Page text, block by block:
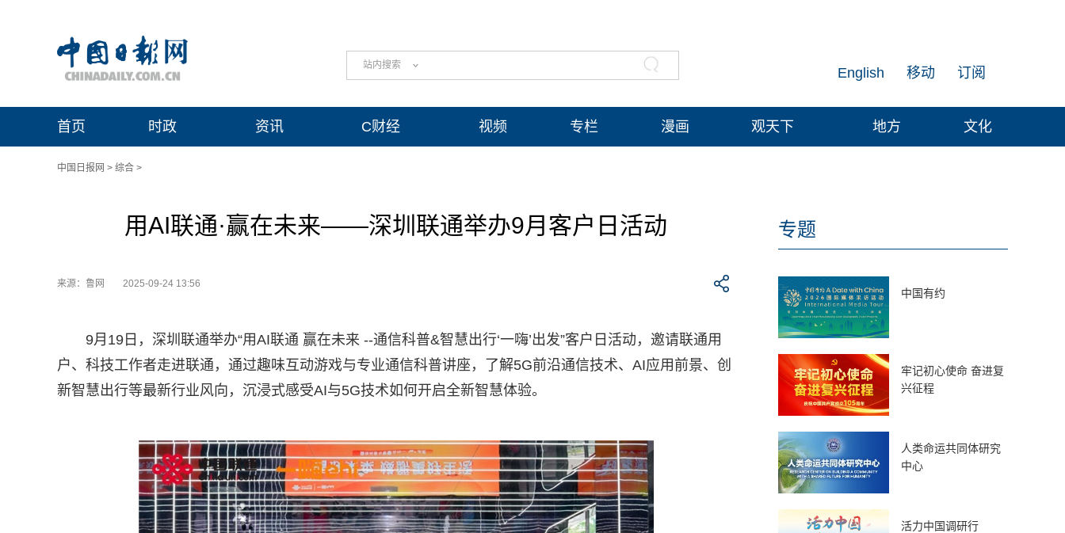
站内搜索 订阅
移动
English
首页 时政 资讯 C财经 视频 专栏 漫画 观天下 地方 文化
中国日报网 > 综合 >
用AI联通·赢在未来——深圳联通举办9月客户日活动
来源：鲁网 2025-09-24 13:56
9月19日，深圳联通举办“用AI联通 赢在未来 --通信科普&智慧出行‘一嗨’出发”客户日活动，邀请联通用
户、科技工作者走进联通，通过趣味互动游戏与专业通信科普讲座，了解5G前沿通信技术、AI应用前景、创
新智慧出行等最新行业风向，沉浸式感受AI与5G技术如何开启全新智慧体验。
专题
中国有约
牢记初心使命 奋进复
兴征程
人类命运共同体研究
中心
活力中国调研行